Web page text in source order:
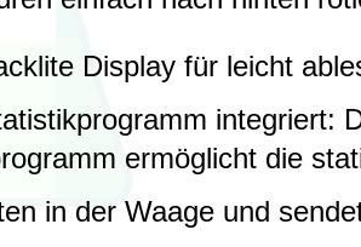
Display für leicht
integriert:
ermöglicht die
in der Waage und